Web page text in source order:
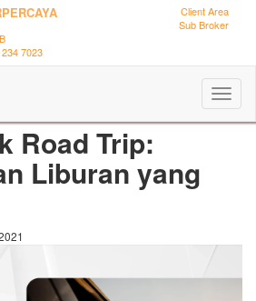
Client Area
Sub Broker
7023
Road Trip:
Liburan yang